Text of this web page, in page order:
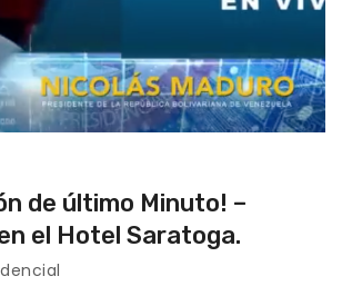
de último Minuto! –
el Hotel Saratoga.